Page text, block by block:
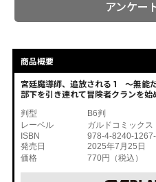
アンケー
商品概要
宮廷魔導師、追放される 1 ～無能
部下を引き連れて冒険者クランを始
判型
B6判
レーベル
ガルドコミックス
ISBN
978-4-8240-
発売日
2025年7月25日
価格
770円（税込）